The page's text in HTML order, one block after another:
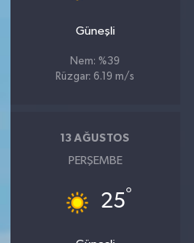
Güneşli
Nem: %39
Rüzgar: 6.19 m/s
13 AĞUSTOS
PERŞEMBE
25°